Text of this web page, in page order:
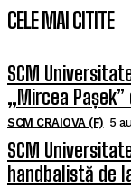
CELE MAI CITITE
SCM
„Mircea
SCM CRAIOVA (F) 5
SCM
handbalistă de